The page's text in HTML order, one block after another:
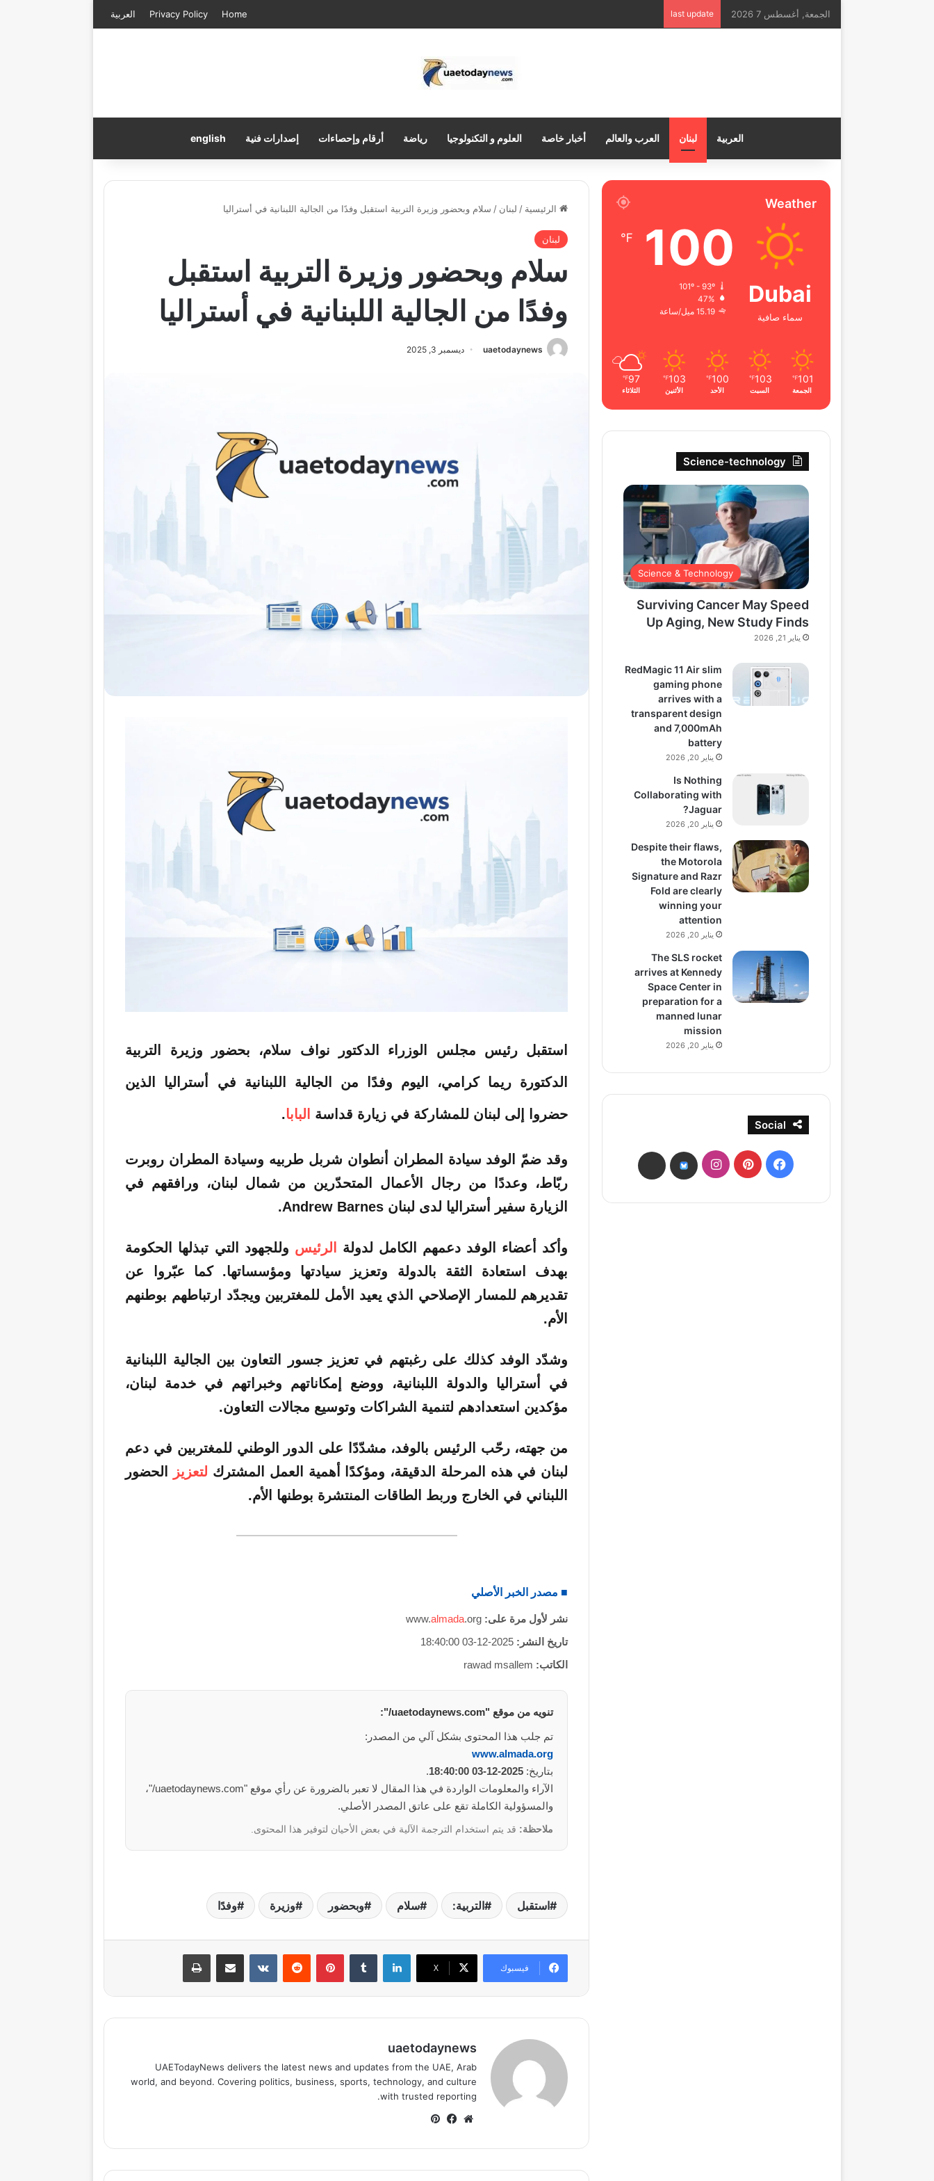
الجمعة, أغسطس 7 2026 last update
Home
Privacy Policy العربية
العربية لبنان العرب والعالم أخبار خاصة العلوم و التكنولوجيا رياضة أرقام وإحصاءات إصدارات فنية english
الرئيسية / لبنان / سلام وبحضور وزيرة التربية استقبل وفدًا من الجالية اللبنانية في أستراليا
لبنان
سلام وبحضور وزيرة التربية استقبل
وفدًا من الجالية اللبنانية في أستراليا
uaetodaynews ديسمبر 3, 2025
استقبل رئيس مجلس الوزراء الدكتور نواف سلام، بحضور وزيرة التربية
الدكتورة ريما كرامي، اليوم وفدًا من الجالية اللبنانية في أستراليا الذين
حضروا إلى لبنان للمشاركة في زيارة قداسة البابا.
وقد ضمّ الوفد سيادة المطران أنطوان شربل طربيه وسيادة المطران روبرت
ربّاط، وعددًا من رجال الأعمال المتحدّرين من شمال لبنان، ورافقهم في
الزيارة سفير أستراليا لدى لبنان Andrew Barnes.
وأكد أعضاء الوفد دعمهم الكامل لدولة الرئيس وللجهود التي تبذلها الحكومة
بهدف استعادة الثقة بالدولة وتعزيز سيادتها ومؤسساتها. كما عبّروا عن
تقديرهم للمسار الإصلاحي الذي يعيد الأمل للمغتربين ويجدّد ارتباطهم بوطنهم
الأم.
وشدّد الوفد كذلك على رغبتهم في تعزيز جسور التعاون بين الجالية اللبنانية
في أستراليا والدولة اللبنانية، ووضع إمكاناتهم وخبراتهم في خدمة لبنان،
مؤكدين استعدادهم لتنمية الشراكات وتوسيع مجالات التعاون.
من جهته، رحّب الرئيس بالوفد، مشدّدًا على الدور الوطني للمغتربين في دعم
لبنان في هذه المرحلة الدقيقة، ومؤكدًا أهمية العمل المشترك لتعزيز
الحضور
اللبناني في الخارج وربط الطاقات المنتشرة بوطنها الأم.
■ مصدر الخبر الأصلي
نشر لأول مرة على: www.almada.org
تاريخ النشر: 2025-12-03 18:40:00
الكاتب: rawad msallem
تنويه من موقع "uaetodaynews.com/":
تم جلب هذا المحتوى بشكل آلي من المصدر:
www.almada.org
بتاريخ: 2025-12-03 18:40:00
.
الآراء والمعلومات الواردة في هذا المقال لا تعبر بالضرورة عن رأي موقع "uaetodaynews.com/"،
والمسؤولية الكاملة تقع على عاتق المصدر الأصلي.
ملاحظة: قد يتم استخدام الترجمة الآلية في بعض الأحيان لتوفير هذا المحتوى.
استقبل التربية: سلام وبحضور وزيرة وفدًا
فيسبوك ‫X
لينكدإن ‏Tumblr بينتيريست
‏Reddit
‏VKontakte مشاركة عبر البريد طباعة
uaetodaynews
UAETodayNews delivers the latest news and updates from the UAE, Arab
world, and beyond. Covering politics, business, sports, technology, and culture
with trusted reporting.
موقعفيسبوك
Weather
Dubai
سماء صافية
100
℉
101º - 93º
47%
15.19 ميل/ساعة
101
℉
الجمعة
103
℉
السبت
100
℉
الأحد
103
℉
الأثنين
97
℉
الثلاثاء
Science-technology
Science & Technology
Surviving Cancer May Speed
Up Aging, New Study Finds
يناير 21, 2026
RedMagic 11 Air slim
gaming phone
arrives with a
transparent design
and 7,000mAh
battery
يناير 20, 2026
Is Nothing
Collaborating with
Jaguar?
يناير 20, 2026
Despite their flaws,
the Motorola
Signature and Razr
Fold are clearly
winning your
attention
يناير 20, 2026
The SLS rocket
arrives at Kennedy
Space Center in
preparation for a
manned lunar
mission
يناير 20, 2026
Social
فيسبوكبينتيريستانستقرامbsky
threads